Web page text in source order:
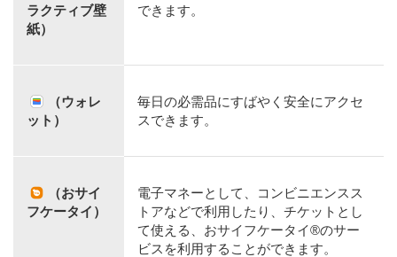
ラクティブ壁
紙）
できます。
（ウォレ
ット）
毎日の必需品にすばやく安全にアクセ
スできます。
（おサイ
フケータイ）
電子マネーとして、コンビニエンスス
トアなどで利用したり、チケットとし
て使える、おサイフケータイ®のサー
ビスを利用することができます。